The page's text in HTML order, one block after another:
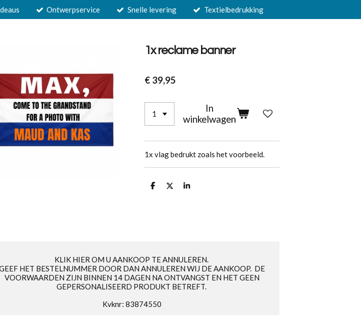
Ontwerpservice Snelle levering Textielbedrukking
1x reclame banner
€ 39,95
In
winkelwagen
1x vlag bedrukt zoals het voorbeeld.
D
D
S
KLIK HIER OM U AANKOOP TE ANNULEREN.
HET BESTELNUMMER DOOR DAN ANNULEREN WIJ DE AANKOOP. DE
VOORWAARDEN ZIJN BINNEN 14 DAGEN NA ONTVANGST EN HET GEEN
GEPERSONALISEERD PRODUKT BETREFT.
Kvknr: 83874550